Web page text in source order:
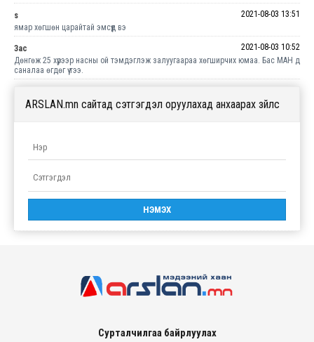
s
2021-08-03 13:51
ямар хөгшөн царайтай эмсүүд вэ
Зас
2021-08-03 10:52
Дөнгөж 25 хүрээр насны ой тэмдэглэж залуугаараа хөгширчих юмаа. Бас МАН д
саналаа өгдөг үү тээ.
ARSLAN.mn сайтад сэтгэгдэл оруулахад анхаарах зүйлс
Сурталчилгаа байрлуулах